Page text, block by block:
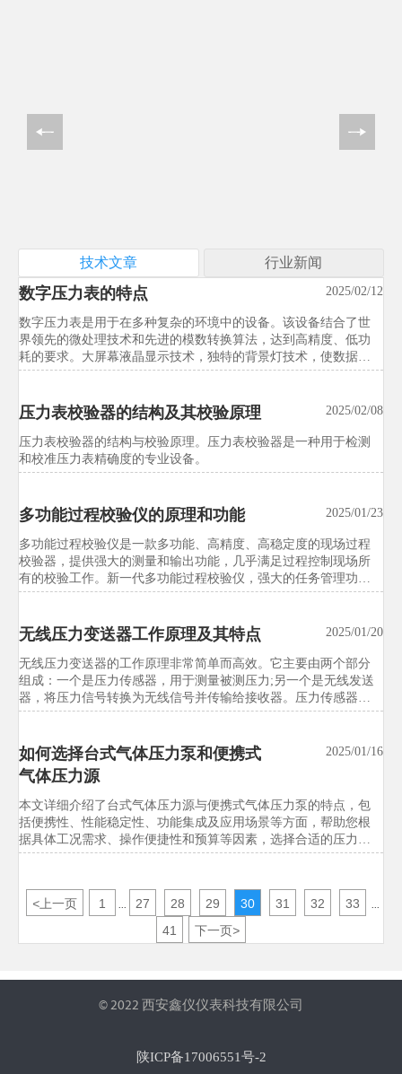
技术文章 行业新闻
数字压力表的特点 2025/02/12
​数字压力表是用于在多种复杂的环境中的设备。该设备结合了世
界领先的微处理技术和先进的模数转换算法，达到高精度、低功
耗的要求。大屏幕液晶显示技术，独特的背景灯技术，使数据在
夜晚也能清晰易读。采用进口芯片，对仪表数据采集、记忆、测
震动，可应用在多种复杂的环境中。
压力表校验器的结构及其校验原理 2025/02/08
压力表校验器的结构与校验原理。压力表校验器是一种用于检测
和校准压力表精确度的专业设备。
多功能过程校验仪的原理和功能 2025/01/23
多功能过程校验仪是一款多功能、高精度、高稳定度的现场过程
校验器，提供强大的测量和输出功能，几乎满足过程控制现场所
有的校验工作。新一代多功能过程校验仪，强大的任务管理功
能，智能手机操作模式，助您更方便、更快捷地完成校准工作。
无线压力变送器工作原理及其特点 2025/01/20
无线压力变送器的工作原理非常简单而高效。它主要由两个部分
组成：一个是压力传感器，用于测量被测压力;另一个是无线发送
器，将压力信号转换为无线信号并传输给接收器。压力传感器通
常采用高精度的压力传感元件，可以准确地测量各种压力值。而
线信号，并通过无线传输的方式将其发送给接收器。接收器则接
收无线信号，将其转换为可视化的压力数据，供用户实时监测和
分析。
如何选择台式气体压力泵和便携式
气体压力源
2025/01/16
本文详细介绍了台式气体压力源与便携式气体压力泵的特点，包
括便携性、性能稳定性、功能集成及应用场景等方面，帮助您根
据具体工况需求、操作便捷性和预算等因素，选择合适的压力校
验设备，提高现场校准测试工作的效率与准确性。
<上一页 1 27 28 29 30 31 32 33
41 下一页>
汉诺威工博会新增智能试验装备展
区，中国展团预订率达92%
2026/07/21
汉诺威工博会新增智能试验装备展区，中国展团预订率达92%，释
放试验设备国际化升级信号。本文解析独立展区对出口、采购、
洋山港试行试验设备出口绿色通道 2026/07/21
试验设备行业关注：洋山港试行试验设备出口绿色通道，通关平
东南亚多国启动试验设备能效标签
强制计划
2026/07/21
制计划，印尼、越南、泰国将对恒温恒湿试验箱等实施MEPS管
理。快速了解IE3门槛、ASEAN测试报告要求与出口合规应对重
点。
美国FDA修订实验室设备进口合规
2026/07/21
美国FDA修订实验室设备进口合规指引，非医疗器械类试验设备
被纳入eDRA强制登记，并新增ISO/IEC 17025出厂校准证书要求。
本文详解新规影响、执行时间与对美出口应对重点，帮助企业提
前合规布局。
欧盟CE新规生效：试验设备EMC测
2026/07/21
欧盟CE新规生效，试验设备EMC测试标准正式升级至EN IEC
61326-1:2026。本文聚焦环境试验箱、力学测试仪等出口欧盟设备
的认证、型式试验与技术文件更新要点，帮助企业提前应对合规
与交付风险。
© 2022 西安鑫仪仪表科技有限公司
陕ICP备17006551号-2